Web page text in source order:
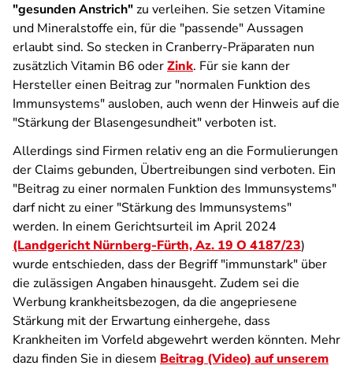
"gesunden Anstrich"zu verleihen. Sie setzen Vitamine
und Mineralstoffe ein, für die "passende" Aussagen
erlaubt sind. So stecken in Cranberry-Präparaten nun
zusätzlich Vitamin B6 oderZink. Für sie kann der
Hersteller einen Beitrag zur "normalen Funktion des
Immunsystems" ausloben, auch wenn der Hinweis auf die
"Stärkung der Blasengesundheit" verboten ist.
Allerdings sind Firmen relativ eng an die Formulierungen
der Claims gebunden, Übertreibungen sind verboten. Ein
"Beitrag zu einer normalen Funktion des Immunsystems"
darf nicht zu einer "Stärkung des Immunsystems"
werden. In einem Gerichtsurteil im April 2024
(Landgericht Nürnberg-Fürth, Az. 19 O 4187/23)
wurde entschieden, dass der Begriff "immunstark" über
die zulässigen Angaben hinausgeht. Zudem sei die
Werbung krankheitsbezogen, da die angepriesene
Stärkung mit der Erwartung einhergehe, dass
Krankheiten im Vorfeld abgewehrt werden könnten. Mehr
dazu finden Sie in diesem Beitrag (Video) auf unserem